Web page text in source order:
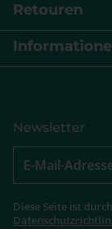
Retouren
Newsletter
Diese Seite ist